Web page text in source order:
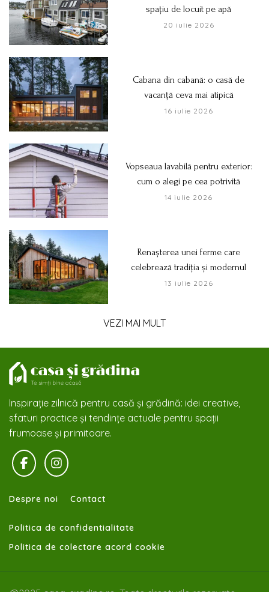
spațiu de locuit pe apă
20 iulie 2026
Cabana din cabană: o casă de
vacanță ceva mai atipică
16 iulie 2026
Vopseaua lavabilă pentru exterior:
cum o alegi pe cea potrivită
14 iulie 2026
Renașterea unei ferme care
celebrează tradiția și modernul
13 iulie 2026
VEZI MAI MULT
Inspirație zilnică pentru casă și grădină: idei creative,
sfaturi practice și tendințe actuale pentru spații
frumoase și primitoare.
Despre noi Contact
Politica de confidentialitate
Politica de colectare acord cookie